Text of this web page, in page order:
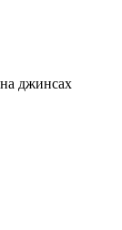
джинсах